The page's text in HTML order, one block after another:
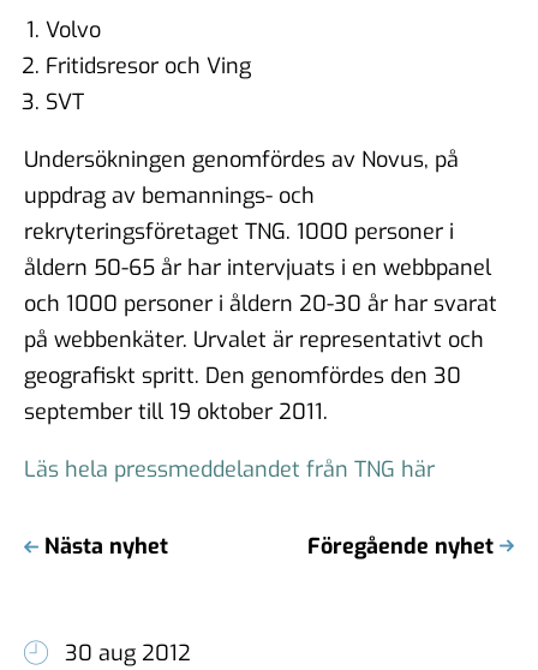
Volvo
Fritidsresor och Ving
SVT
Undersökningen genomfördes av Novus, på
uppdrag av bemannings- och
rekryteringsföretaget TNG. 1000 personer i
åldern 50-65 år har intervjuats i en webbpanel
och 1000 personer i åldern 20-30 år har svarat
på webbenkäter. Urvalet är representativt och
geografiskt spritt. Den genomfördes den 30
september till 19 oktober 2011.
Läs hela pressmeddelandet från TNG här
Nästa nyhet Föregående nyhet
30 aug 2012